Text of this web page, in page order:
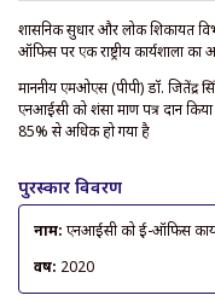
प्रशासनिक सुधार और लोक शिकायत
ऑफिस पर एक राष्ट्रीय कार्यशाला का
माननीय एमओएस (पीपी) डॉ.
एनआईसी को प्रशंसा प्रमाण पत्र
85% से अधिक हो गया है
पुरस्कार विवरण
नाम: एनआईसी को ई-ऑफिस
वर्ष: 2020